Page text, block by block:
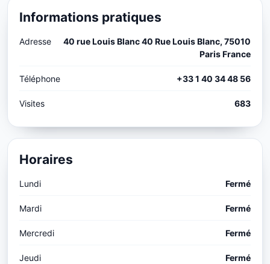
Informations pratiques
Adresse
40 rue Louis Blanc 40 Rue Louis Blanc, 75010
Paris France
Téléphone +33 1 40 34 48 56
Visites 683
Horaires
Lundi Fermé
Mardi Fermé
Mercredi Fermé
Jeudi Fermé